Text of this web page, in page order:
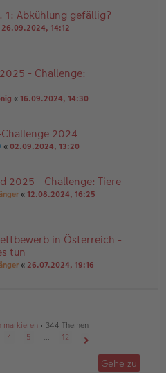
1: Abkühlung gefällig?
26.09.2024, 14:12
- Challenge:
« 16.09.2024, 14:30
2024
« 02.09.2024, 13:20
2025 - Challenge: Tiere
« 12.08.2024, 16:25
in Österreich -
tun
« 26.07.2024, 19:16
markieren • 344 Themen
4 5 …
12
Gehe zu